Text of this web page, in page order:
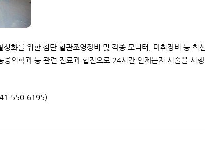
화를 위한 첨단 혈관조영장비 및 각종 모니터, 마취장비 등 최
의학과 등 관련 진료과 협진으로 24시간 언제든지 시술을 시
550-6195)